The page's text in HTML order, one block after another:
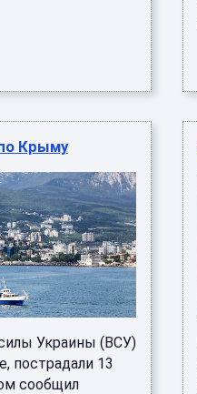
Крыму
Украины (ВСУ)
пострадали 13
сообщил